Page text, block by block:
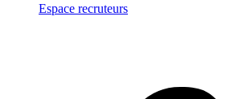
Espace recruteurs